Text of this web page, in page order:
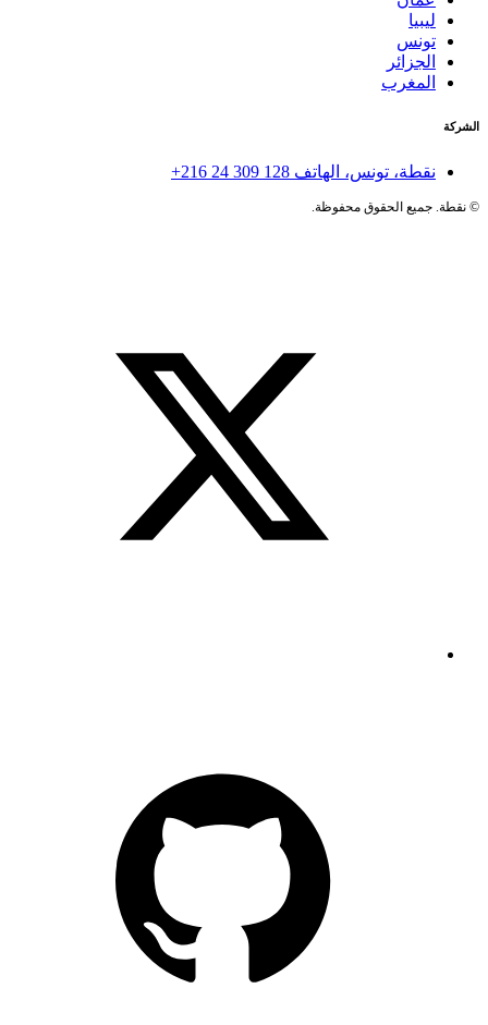
ليبيا
تونس
الجزائر
المغرب
الشركة
نقطة، تونس، الهاتف +216 24 309 128
©نقطة. جميع الحقوق محفوظة.